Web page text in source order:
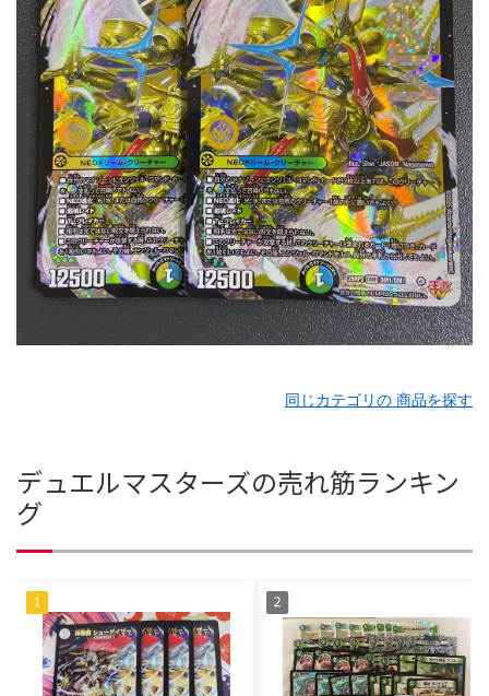
同じカテゴリの 商品を探す
デュエルマスターズの売れ筋ランキン
グ